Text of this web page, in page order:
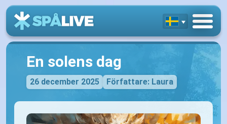
En solens dag
26 december 2025 Författare: Laura